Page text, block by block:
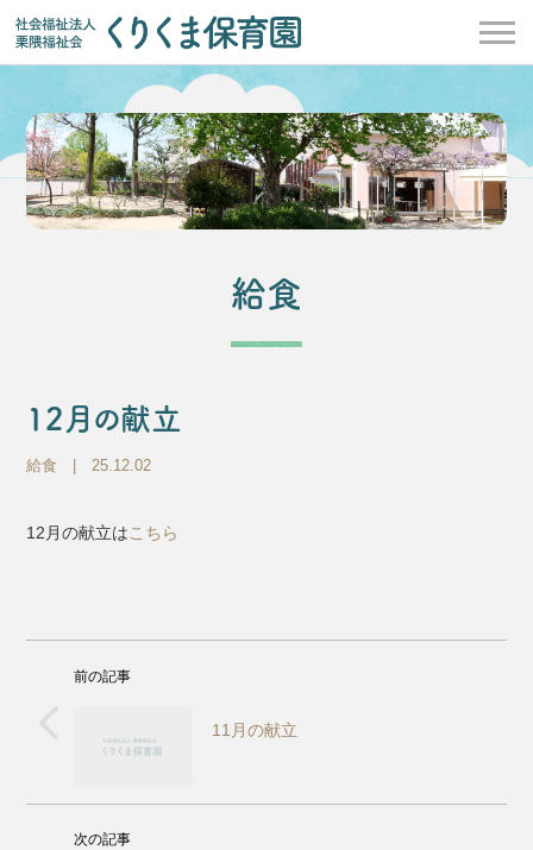
給食
12月の献立
給食 | 25.12.02
12月の献立はこちら
前の記事
11月の献立
次の記事